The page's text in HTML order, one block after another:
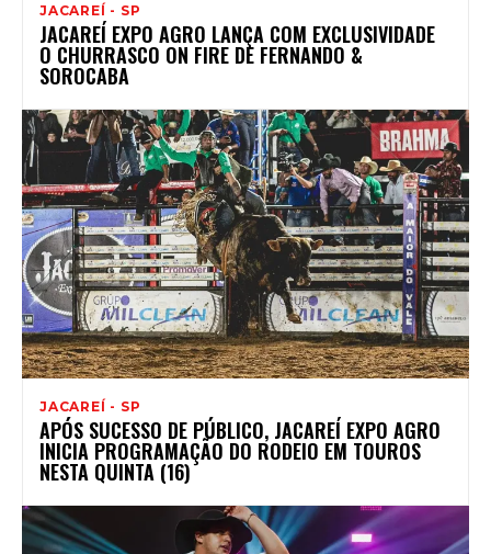
JACAREÍ - SP
JACAREÍ EXPO AGRO LANÇA COM EXCLUSIVIDADE
O CHURRASCO ON FIRE DE FERNANDO &
SOROCABA
JACAREÍ - SP
APÓS SUCESSO DE PÚBLICO, JACAREÍ EXPO AGRO
INICIA PROGRAMAÇÃO DO RODEIO EM TOUROS
NESTA QUINTA (16)